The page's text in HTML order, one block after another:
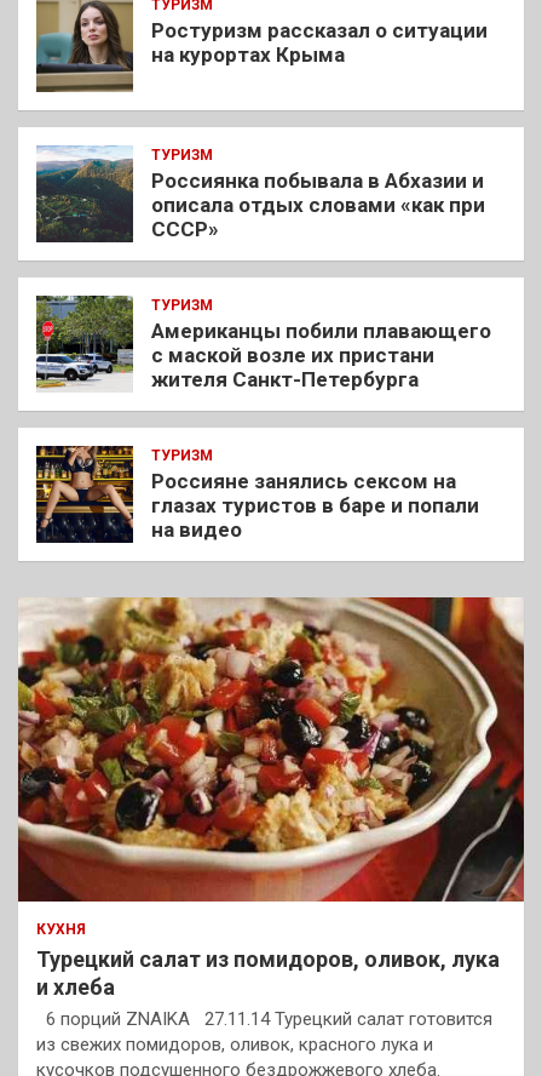
ТУРИЗМ
Ростуризм рассказал о ситуации
на курортах Крыма
ТУРИЗМ
Россиянка побывала в Абхазии и
описала отдых словами «как при
СССР»
ТУРИЗМ
Американцы побили плавающего
с маской возле их пристани
жителя Санкт-Петербурга
ТУРИЗМ
Россияне занялись сексом на
глазах туристов в баре и попали
на видео
КУХНЯ
Турецкий салат из помидоров, оливок, лука
и хлеба
6 порций ZNAIKA 27.11.14 Турецкий салат готовится
из свежих помидоров, оливок, красного лука и
кусочков подсушенного бездрожжевого хлеба.